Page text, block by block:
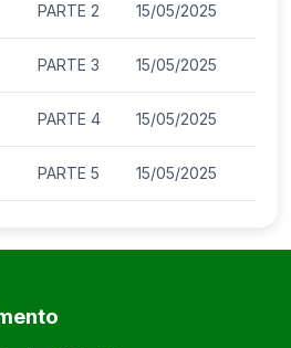
PARTE 2 15/05/2025
PARTE 3 15/05/2025
PARTE 4 15/05/2025
PARTE 5 15/05/2025